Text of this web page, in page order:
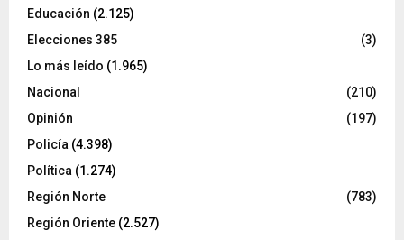
Educación (2.125)
Elecciones 385
(3)
Lo más leído (1.965)
Nacional
(210)
Opinión
(197)
Policía (4.398)
Política (1.274)
Región Norte
(783)
Región Oriente (2.527)